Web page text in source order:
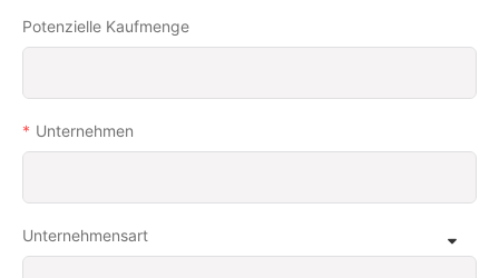
Potenzielle Kaufmenge
Unternehmen
Unternehmensart